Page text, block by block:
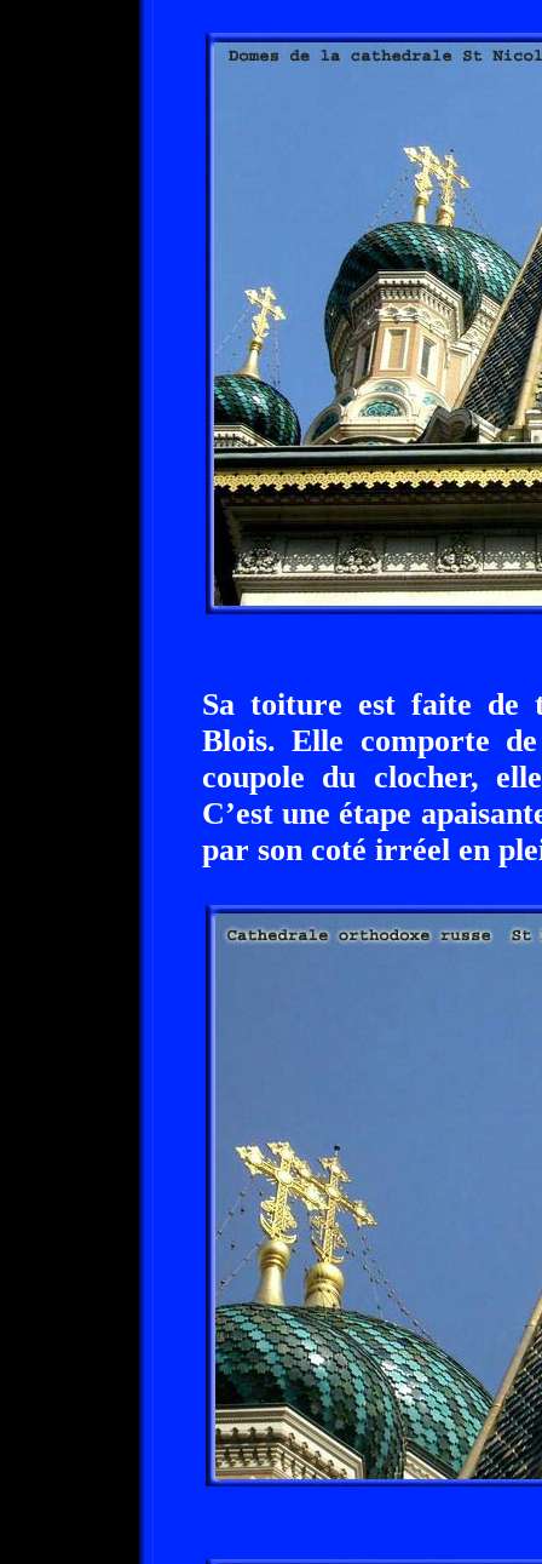
Sa toiture est faite de
Blois. Elle comporte
coupole du clocher,
C’est une étape
par son coté irréel en